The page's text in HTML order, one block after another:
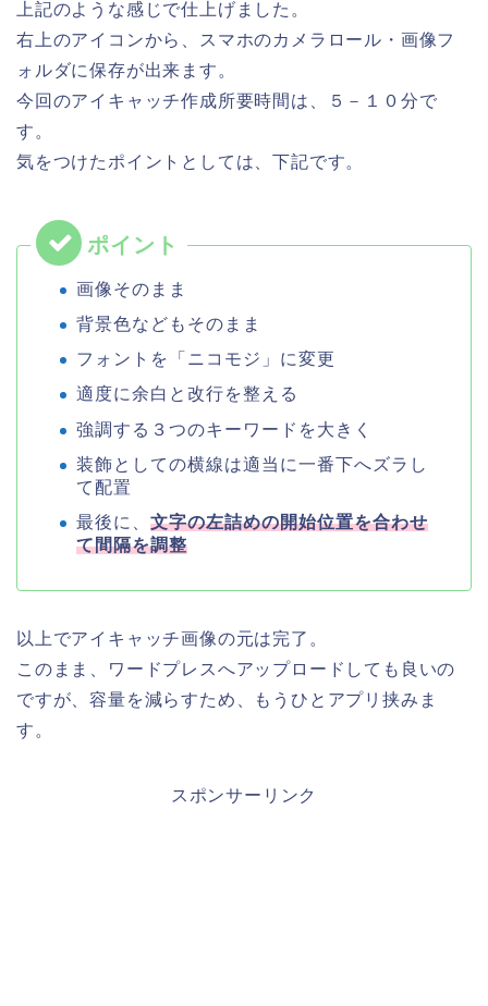
上記のような感じで仕上げました。
右上のアイコンから、スマホのカメラロール・画像フ
ォルダに保存が出来ます。
今回のアイキャッチ作成所要時間は、５－１０分で
す。
気をつけたポイントとしては、下記です。
画像そのまま
背景色などもそのまま
フォントを「ニコモジ」に変更
適度に余白と改行を整える
強調する３つのキーワードを大きく
装飾としての横線は適当に一番下へズラし
て配置
最後に、 文字の左詰めの開始位置を合わせ
て間隔を調整
以上でアイキャッチ画像の元は完了。
このまま、ワードプレスへアップロードしても良いの
ですが、容量を減らすため、もうひとアプリ挟みま
す。
スポンサーリンク